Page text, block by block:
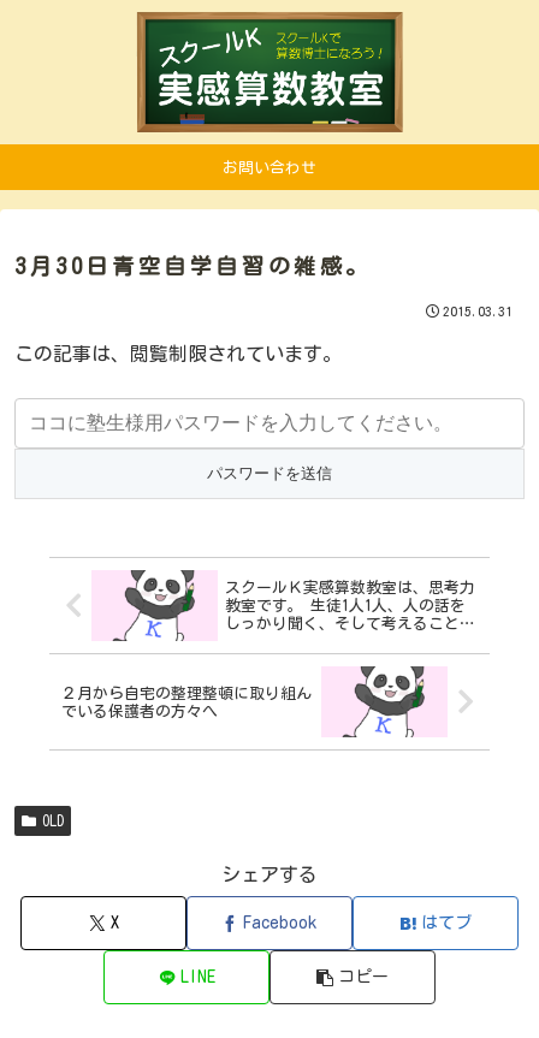
お問い合わせ
3月30日青空自学自習の雑感。
2015.03.31
この記事は、閲覧制限されています。
スクールＫ実感算数教室は、思考力
教室です。 生徒1人1人、人の話を
しっかり聞く、そして考えることを
２月から自宅の整理整頓に取り組ん
でいる保護者の方々へ
OLD
シェアする
X Facebook はてブ
LINE コピー